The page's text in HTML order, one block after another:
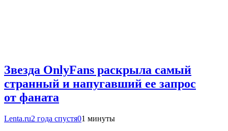
Звезда OnlyFans раскрыла самый
странный и напугавший ее запрос
от фаната
Lenta.ru2 года спустя01 минуты